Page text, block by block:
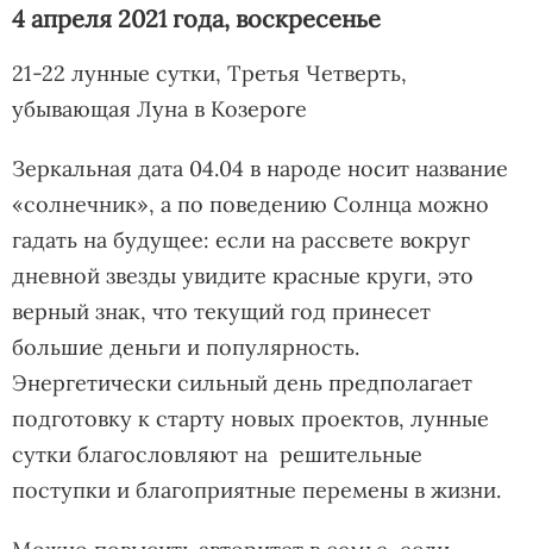
4 апреля 2021 года, воскресенье
21-22 лунные сутки, Третья Четверть,
убывающая Луна в Козероге
Зеркальная дата 04.04 в народе носит название
«солнечник», а по поведению Солнца можно
гадать на будущее: если на рассвете вокруг
дневной звезды увидите красные круги, это
верный знак, что текущий год принесет
большие деньги и популярность.
Энергетически сильный день предполагает
подготовку к старту новых проектов, лунные
сутки благословляют на решительные
поступки и благоприятные перемены в жизни.